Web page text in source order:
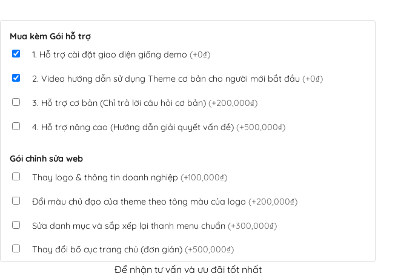
Mua kèm Gói hỗ trợ
1. Hỗ trợ cài đặt giao diện giống demo (+0₫)
2. Video hướng dẫn sử dụng Theme cơ bản cho người mới bắt đầu (+0₫)
3. Hỗ trợ cơ bản (Chỉ trả lời câu hỏi cơ bản) (+200,000₫)
4. Hỗ trợ nâng cao (Hướng dẫn giải quyết vấn đề) (+500,000₫)
Gói chỉnh sửa web
Thay logo & thông tin doanh nghiệp (+100,000₫)
Đổi màu chủ đạo của theme theo tông màu của logo (+200,000₫)
Sửa danh mục và sắp xếp lại thanh menu chuẩn (+300,000₫)
Thay đổi bố cục trang chủ (đơn giản) (+500,000₫)
Tích hợp thanh toán QR Code ngân hàng(+100,000₫)
Để nhận tư vấn và ưu đãi tốt nhất